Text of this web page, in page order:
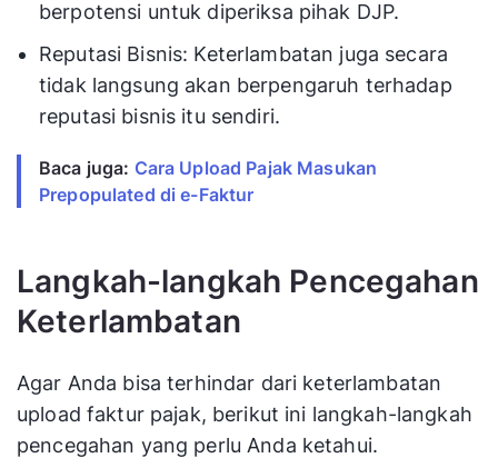
berpotensi untuk diperiksa pihak DJP.
Reputasi Bisnis: Keterlambatan juga secara
tidak langsung akan berpengaruh terhadap
reputasi bisnis itu sendiri.
Baca juga: Cara Upload Pajak Masukan
Prepopulated di e-Faktur
Langkah-langkah Pencegahan
Keterlambatan
Agar Anda bisa terhindar dari keterlambatan
upload faktur pajak, berikut ini langkah-langkah
pencegahan yang perlu Anda ketahui.